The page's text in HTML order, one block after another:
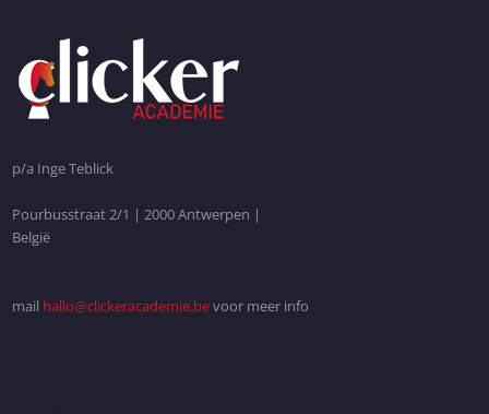
p/a Inge Teblick
Pourbusstraat 2/1 | 2000 Antwerpen |
België
mail hallo@clickeracademie.bevoor meer info